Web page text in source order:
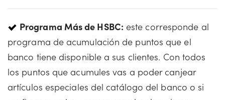
Programa Más de HSBC: este corresponde al
programa de acumulación de puntos que el
banco tiene disponible a sus clientes. Con todos
los puntos que acumules vas a poder canjear
artículos especiales del catálogo del banco o si